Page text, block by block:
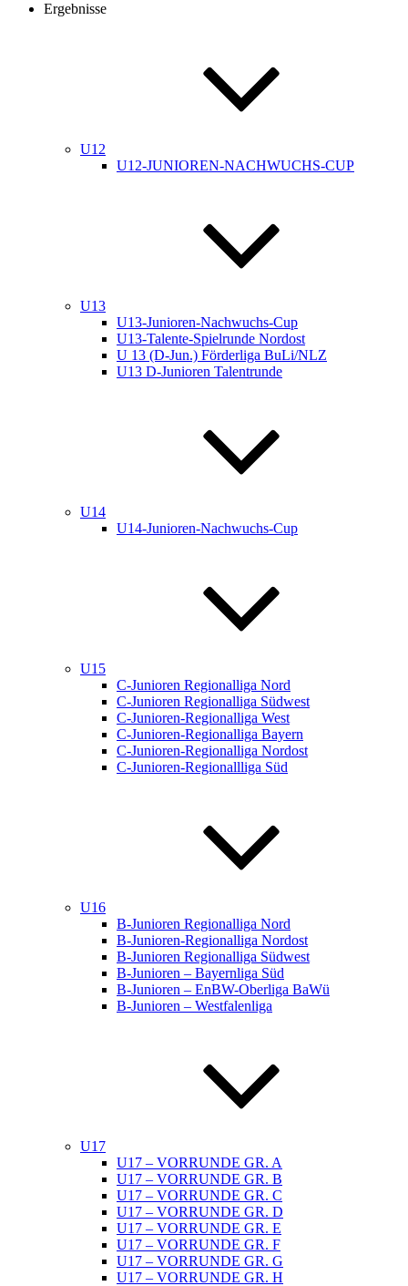
Ergebnisse
U12
U12-JUNIOREN-NACHWUCHS-CUP
U13
U13-Junioren-Nachwuchs-Cup
U13-Talente-Spielrunde Nordost
U 13 (D-Jun.) Förderliga BuLi/NLZ
U13 D-Junioren Talentrunde
U14
U14-Junioren-Nachwuchs-Cup
U15
C-Junioren Regionalliga Nord
C-Junioren Regionalliga Südwest
C-Junioren-Regionalliga West
C-Junioren-Regionalliga Bayern
C-Junioren-Regionalliga Nordost
C-Junioren-Regionallliga Süd
U16
B-Junioren Regionalliga Nord
B-Junioren-Regionalliga Nordost
B-Junioren Regionalliga Südwest
B-Junioren – Bayernliga Süd
B-Junioren – EnBW-Oberliga BaWü
B-Junioren – Westfalenliga
U17
U17 – VORRUNDE GR. A
U17 – VORRUNDE GR. B
U17 – VORRUNDE GR. C
U17 – VORRUNDE GR. D
U17 – VORRUNDE GR. E
U17 – VORRUNDE GR. F
U17 – VORRUNDE GR. G
U17 – VORRUNDE GR. H